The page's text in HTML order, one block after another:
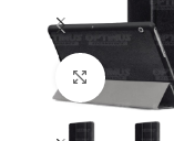
Click to